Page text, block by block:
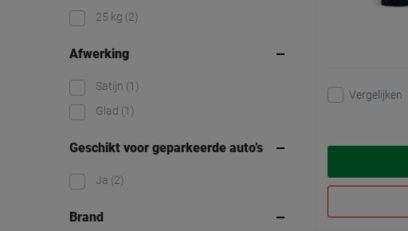
25 kg (2)
Afwerking
Satijn (1)
Glad (1)
Geschikt voor geparkeerde auto’s
Ja (2)
Brand
Vergelijken